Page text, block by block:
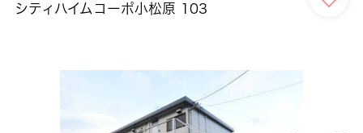
シティハイムコーポ小松原 103